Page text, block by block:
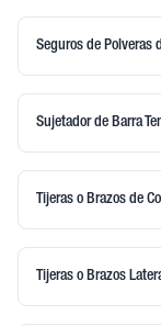
Seguros de Polveras
Sujetador de Barra
Tijeras o Brazos de
Tijeras o Brazos